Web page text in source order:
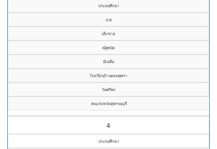
ประถมศึกษา
ป.๕
เด็กชาย
ณัฐดนัย
มีเหลือ
โรงเรียนบ้านดอนพุทรา
วัดศรีพร
คณะจังหวัดสุพรรณบุรี
4
ประถมศึกษา